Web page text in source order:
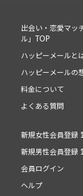
出会い・恋愛マッ
ル」TOP
ハッピーメールと
ハッピーメールの
料金について
よくある質問
新規女性会員登録
新規男性会員登録
会員ログイン
ヘルプ